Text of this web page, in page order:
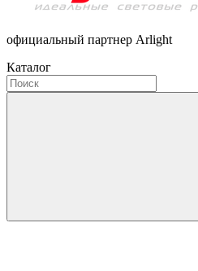
официальный партнер Arlight
Каталог